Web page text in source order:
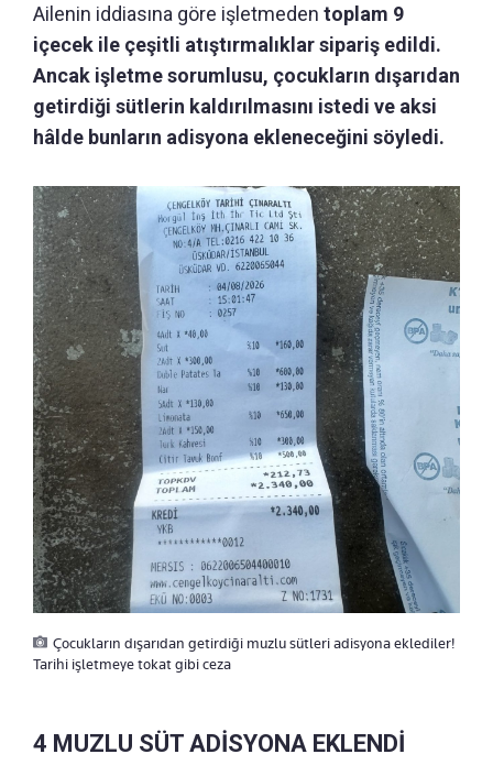
Ailenin iddiasına göre işletmeden toplam 9
içecek ile çeşitli atıştırmalıklar sipariş edildi.
Ancak işletme sorumlusu, çocukların dışarıdan
getirdiği sütlerin kaldırılmasını istedi ve aksi
hâlde bunların adisyona ekleneceğini söyledi.
Çocukların dışarıdan getirdiği muzlu sütleri adisyona eklediler!
Tarihi işletmeye tokat gibi ceza
4 MUZLU SÜT ADİSYONA EKLENDİ